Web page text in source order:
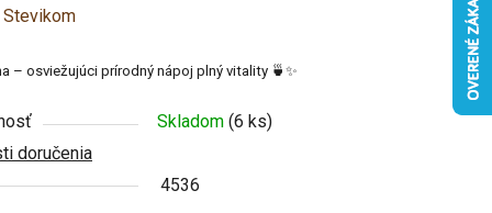
Stevikom
– osviežujúci prírodný nápoj plný vitality 🍵✨
Skladom (6 ks)
doručenia
4536